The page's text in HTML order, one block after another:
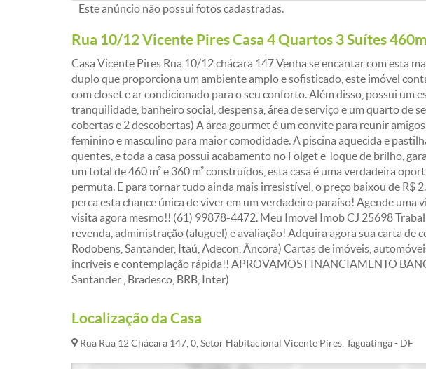
Este anúncio não possui fotos cadastradas.
Rua 10/12 Vicente Pires Casa 4 Quartos 3 Suítes
Casa Vicente Pires Rua 10/12 chácara 147 Venha se encantar com esta
duplo que proporciona um ambiente amplo e sofisticado, este imóvel
com closet e ar condicionado para o seu conforto. Além disso, possui um
tranquilidade, banheiro social, despensa, área de serviço e um quarto de
cobertas e 2 descobertas) A área gourmet é um convite para reunir
feminino e masculino para maior comodidade. A piscina aquecida e
quentes, e toda a casa possui acabamento no Folget e Toque de brilho,
um total de 460 m² e 360 m² construídos, esta casa é uma verdadeira
permuta. E para tornar tudo ainda mais irresistível, o preço baixou de R$
perca esta chance única de viver em um verdadeiro paraíso! Agende uma
visita agora mesmo!! (61) 99878-4472. Meu Imovel Imob CJ 25698
revenda, administração (aluguel) e avaliação! Adquira agora sua carta de
Rodobens, Santander, Itaú, Adecon, Âncora) Cartas de imóveis,
incríveis e contemplação rápida!! APROVAMOS FINANCIAMENTO
Santander , Bradesco, BRB, Inter)
Localização da Casa
Rua Rua 12 Chácara 147, 0, Setor Habitacional Vicente Pires, Taguatinga - DF